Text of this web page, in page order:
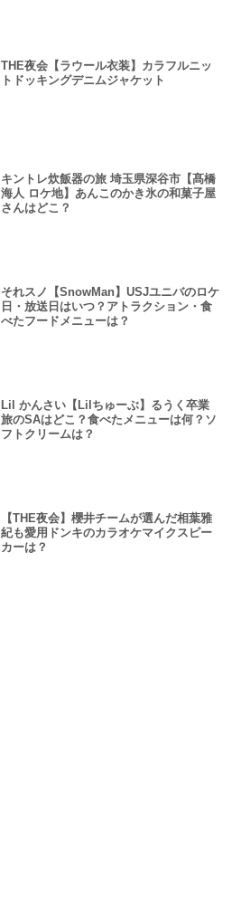
THE夜会【ラウール衣装】カラフルニッ
トドッキングデニムジャケット
キントレ炊飯器の旅 埼玉県深谷市【髙橋
海人 ロケ地】あんこのかき氷の和菓子屋
さんはどこ？
それスノ【SnowMan】USJユニバのロケ
日・放送日はいつ？アトラクション・食
べたフードメニューは？
Lil かんさい【Lilちゅーぶ】るうく卒業
旅のSAはどこ？食べたメニューは何？ソ
フトクリームは？
【THE夜会】櫻井チームが選んだ相葉雅
紀も愛用ドンキのカラオケマイクスピー
カーは？